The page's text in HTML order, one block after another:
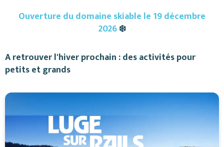
Ouverture du domaine skiable le 19 décembre
2026❄️
A retrouver l'hiver prochain : des activités pour
petits et grands